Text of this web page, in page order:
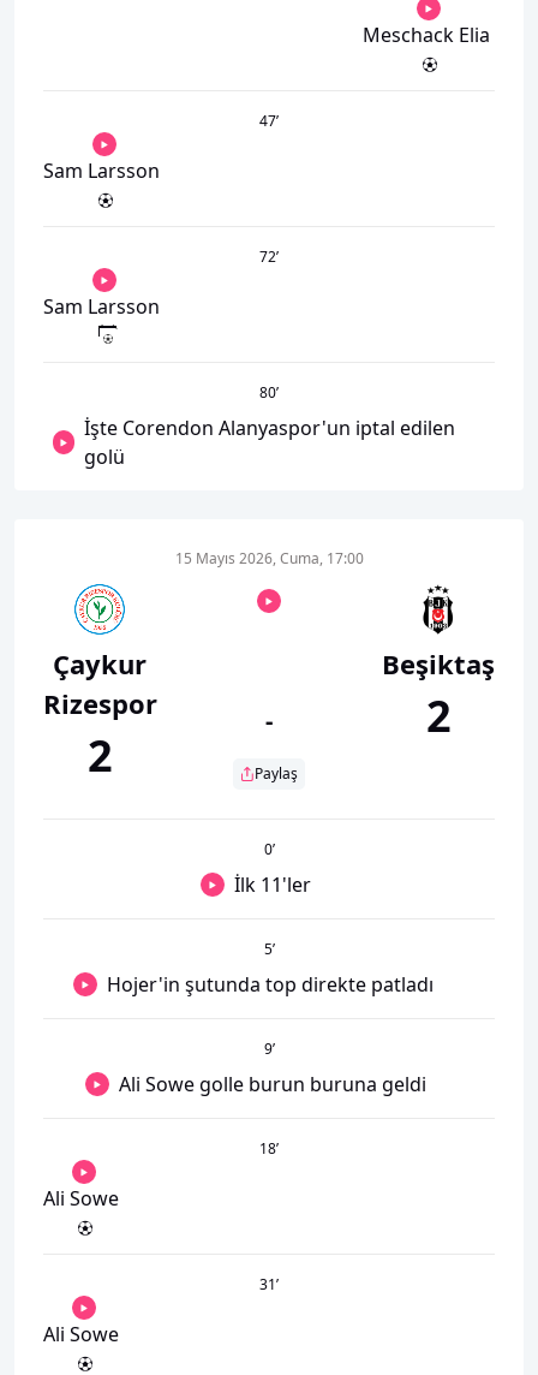
Meschack Elia
47’
Sam Larsson
72’
Sam Larsson
80’
İşte Corendon Alanyaspor'un iptal edilen
golü
Çaykur
Rizespor
2
15 Mayıs 2026, Cuma, 17:00
-
Paylaş
Beşiktaş
2
0’
İlk 11'ler
5’
Hojer'in şutunda top direkte patladı
9’
Ali Sowe golle burun buruna geldi
18’
Ali Sowe
31’
Ali Sowe